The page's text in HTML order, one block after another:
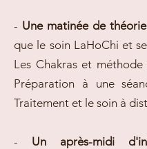
- Une matinée de théorie
que le soin LaHoChi et
Les Chakras et
Préparation à une
Traitement et le soin à
- Un après-midi